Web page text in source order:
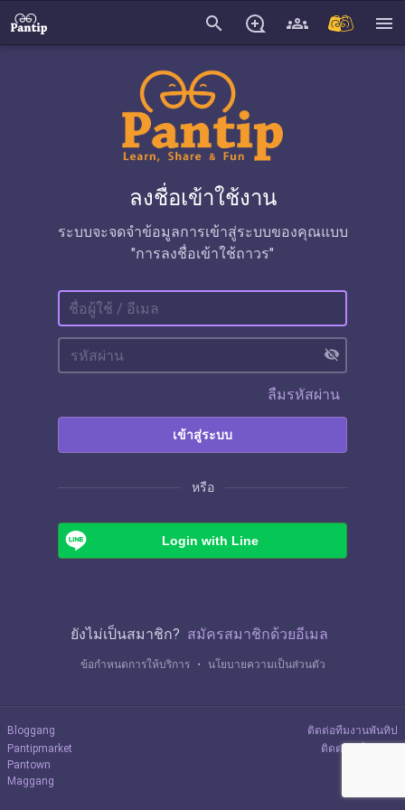
search menu
ลงชื่อเข้าใช้งาน
ระบบจะจดจำข้อมูลการเข้าสู่ระบบของคุณแบบ
"การลงชื่อเข้าใช้ถาวร"
visibility_off
ลืมรหัสผ่าน
เข้าสู่ระบบ
หรือ
Login with Line
ยังไม่เป็นสมาชิก? สมัครสมาชิกด้วยอีเมล
ข้อกำหนดการให้บริการ ・ นโยบายความเป็นส่วนตัว
Bloggang
Pantipmarket
Pantown
Maggang
ติดต่อทีมงานพันทิป
ติดต่อลงโฆษณา